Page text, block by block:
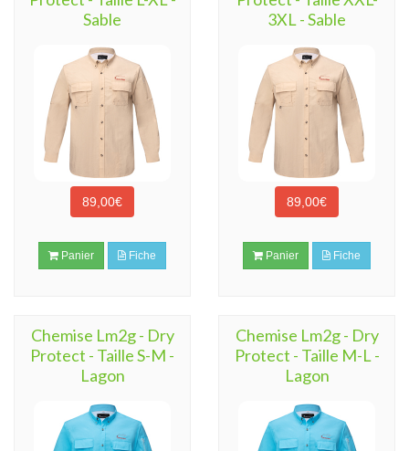
Sable
89,00€
Panier Fiche
3XL - Sable
89,00€
Panier Fiche
Chemise Lm2g - Dry
Protect - Taille S-M -
Lagon
Chemise Lm2g - Dry
Protect - Taille M-L -
Lagon